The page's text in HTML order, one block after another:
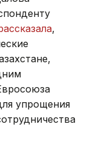
,
упрощения